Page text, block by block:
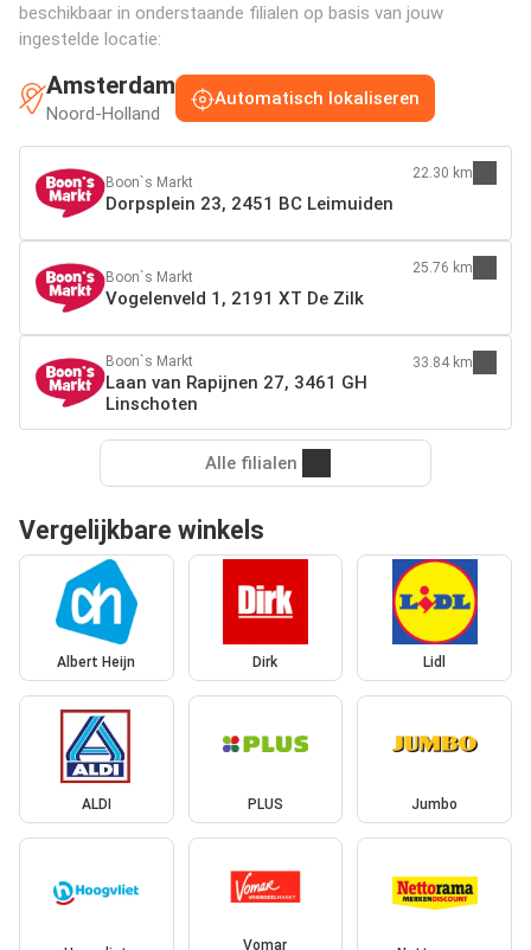
beschikbaar in onderstaande filialen op basis van jouw
ingestelde locatie:
Amsterdam
Noord-Holland
Automatisch lokaliseren
Boon`s Markt
Dorpsplein 23, 2451 BC Leimuiden
22.30 km
Boon`s Markt
Vogelenveld 1, 2191 XT De Zilk
25.76 km
Boon`s Markt
Laan van Rapijnen 27, 3461 GH
Linschoten
33.84 km
Alle filialen
Vergelijkbare winkels
Albert Heijn Dirk Lidl
ALDI PLUS Jumbo
Vomar